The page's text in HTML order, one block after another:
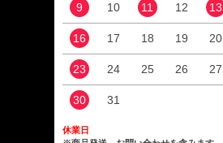
9 10 11 12 13
16 17 18 19 20
23 24 25 26 27
30 31
休業日